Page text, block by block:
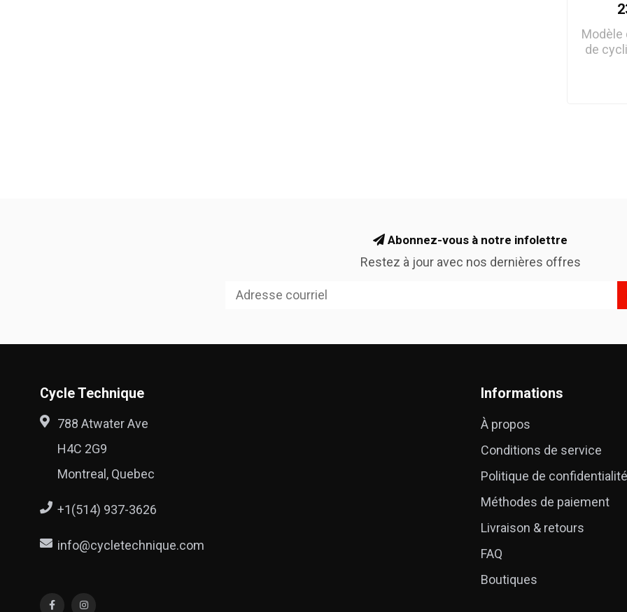
Modèle
de
Abonnez-vous à notre infolettre
Restez à jour avec nos dernières offres
Cycle Technique
788 Atwater Ave
H4C 2G9
Montreal, Quebec
+1(514) 937-3626
info@cycletechnique.com
Informations
À propos
Conditions de service
Politique de confidentialité
Méthodes de paiement
Livraison & retours
FAQ
Boutiques